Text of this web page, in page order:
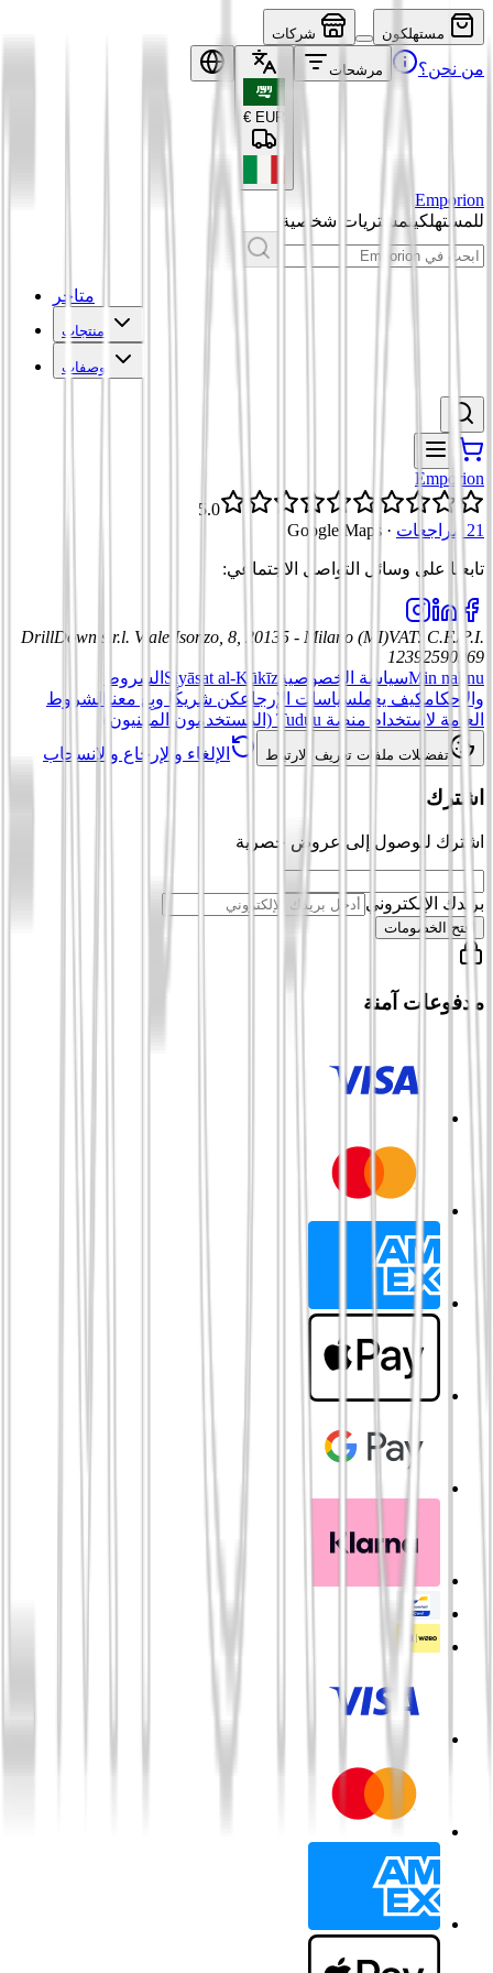
مستهلكون شركات
من نحن؟ مرشحات
EUR
€
Emporion
للمستهلكينمشتريات شخصية
متاجر
منتجات
وصفات
Emporion
5.0
21 مراجعات
·
Google Maps
تابعنا على وسائل التواصل الاجتماعي:
DrillDown s.r.l. Viale Isonzo, 8, 20135 - Milano (MI)VAT: C.F./P.I.
12392590969
Min nahnuسياسة الخصوصية Siyāsat al-Kūkīz الشروط
والأحكامكيف يعملسياسات الإرجاعكن شريكًا وبِع معنا
الشروط
العامة لاستخدام منصة Tuduu (المستخدمون المهنيون)
تفضيلات ملفات تعريف الارتباط الإلغاء والإرجاع والانسحاب
اشترك
اشترك للوصول إلى عروض حصرية
بريدك الإلكتروني
افتح الخصومات
مدفوعات آمنة